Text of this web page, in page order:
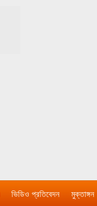
ভিডিও প্রতিবেদন মুক্তাঙ্গন